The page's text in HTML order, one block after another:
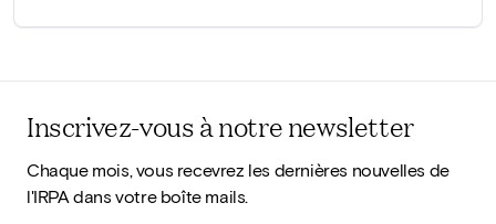
Inscrivez-vous à notre newsletter
Chaque mois, vous recevrez les dernières nouvelles de
l'IRPA dans votre boîte mails.